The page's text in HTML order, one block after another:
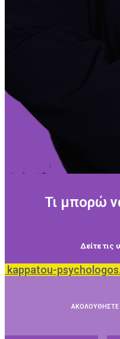
Τι μπορώ
Δείτε τις
kappatou-
ΑΚΟΛΟΥΘΗΣΤΕ